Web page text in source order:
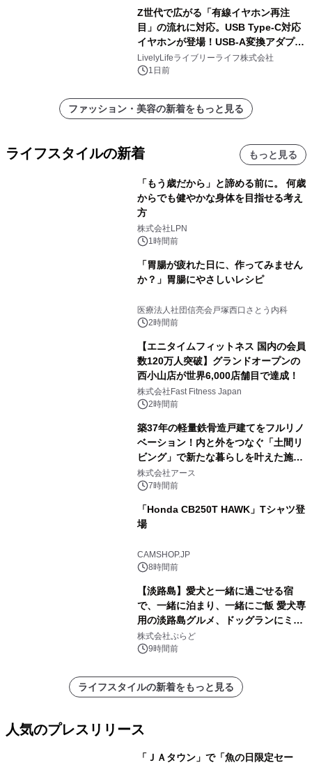
Z世代で広がる「有線イヤホン再注
目」の流れに対応。USB Type-C対応
イヤホンが登場！USB-A変換アダプタ
ー付きでスマホからパソコンまで幅広
く活用可能
LivelyLifeライブリーライフ株式会社
1日前
ファッション・美容の新着をもっと見る
ライフスタイルの新着 もっと見る
「もう歳だから」と諦める前に。 何歳
からでも健やかな身体を目指せる考え
方
株式会社LPN
1時間前
「胃腸が疲れた日に、作ってみません
か？」胃腸にやさしいレシピ
医療法人社団信亮会戸塚西口さとう内科
2時間前
【エニタイムフィットネス 国内の会員
数120万人突破】グランドオープンの
西小山店が世界6,000店舗目で達成！
株式会社Fast Fitness Japan
2時間前
築37年の軽量鉄骨造戸建てをフルリノ
ベーション！内と外をつなぐ「土間リ
ビング」で新たな暮らしを叶えた施工
事例を株式会社アースが公開
株式会社アース
7時間前
「Honda CB250T HAWK」Tシャツ登
場
CAMSHOP.JP
8時間前
【淡路島】愛犬と一緒に過ごせる宿
で、一緒に泊まり、一緒にご飯 愛犬専
用の淡路島グルメ、ドッグランにミニ
プール グランピングとトレーラーハウ
スの2施設で
株式会社ぷらど
9時間前
ライフスタイルの新着をもっと見る
人気のプレスリリース
「ＪＡタウン」で「魚の日限定セー